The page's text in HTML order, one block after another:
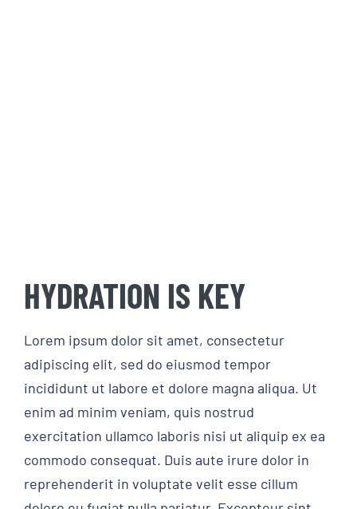
HYDRATION IS KEY
Lorem ipsum dolor sit amet, consectetur
adipiscing elit, sed do eiusmod tempor
incididunt ut labore et dolore magna aliqua. Ut
enim ad minim veniam, quis nostrud
exercitation ullamco laboris nisi ut aliquip ex ea
commodo consequat. Duis aute irure dolor in
reprehenderit in voluptate velit esse cillum